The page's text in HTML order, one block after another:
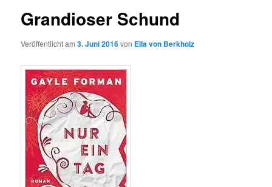
Grandioser Schund
Veröffentlicht am3. Juni 2016von Ella von Berkholz